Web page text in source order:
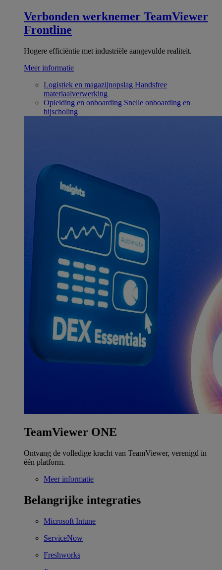
Verbonden werknemer TeamViewer
Frontline
Hogere efficiëntie met industriële aangevulde realiteit.
Meer informatie
Logistiek en magazijnopslag Handsfree
materiaalverwerking
Opleiding en onboarding Snelle onboarding en
bijscholing
TeamViewer ONE
Ontvang de volledige kracht van TeamViewer, verenigd in
één platform.
Meer informatie
Belangrijke integraties
Microsoft Intune
ServiceNow
Freshworks